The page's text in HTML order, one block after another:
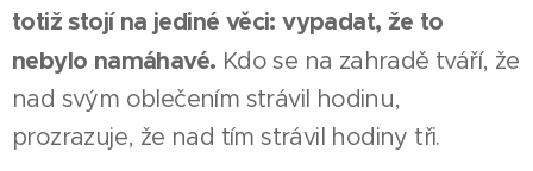
totiž stojí na jediné věci: vypadat, že to
nebylo namáhavé. Kdo se na zahradě tváří, že
nad svým oblečením strávil hodinu,
prozrazuje, že nad tím strávil hodiny tři.